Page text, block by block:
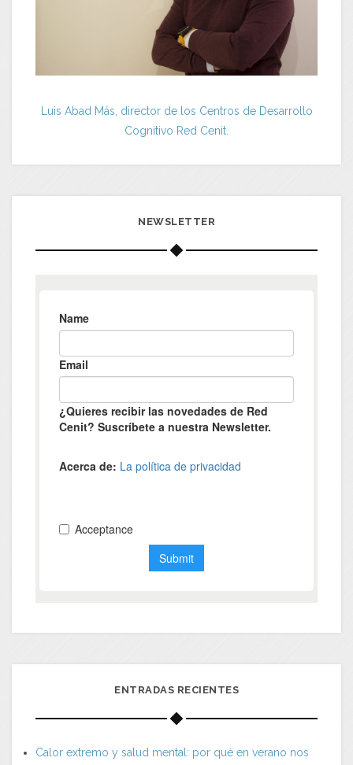
Luis Abad Más, director de los Centros de Desarrollo
Cognitivo Red Cenit.
NEWSLETTER
ENTRADAS RECIENTES
Calor extremo y salud mental: por qué en verano nos